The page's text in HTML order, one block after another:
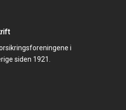
i
siden 1921.